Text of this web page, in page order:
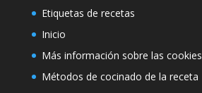
Etiquetas de recetas
Inicio
Más información sobre las cookies
Métodos de cocinado de la receta